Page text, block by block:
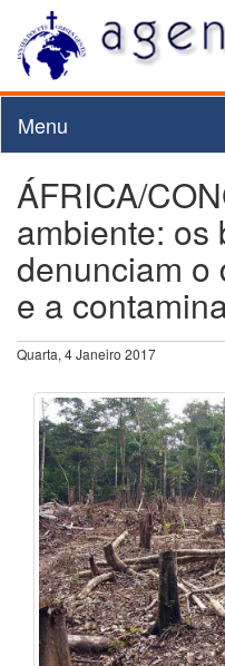
Menu
ÁFRICA/
ambiente: os
denunciam o
e a
Quarta, 4 Janeiro 2017